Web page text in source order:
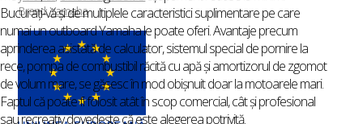
Brand:Yamaha
Bucuraţi-vă şi de multiplele caracteristici suplimentare pe care
numai un outboard Yamaha le poate oferi. Avantaje precum
aprinderea asistată de calculator, sistemul special de pornire la
rece, pompa de combustibil răcită cu apă şi amortizorul de zgomot
de volum mare, se găsesc în mod obişnuit doar la motoarele mari.
Faptul că poate fi folosit atât în scop comercial, cât şi profesional
sau recreativ dovedeşte că este alegerea potrivită.